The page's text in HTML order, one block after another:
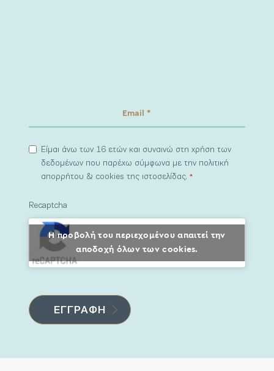
Είμαι άνω των 16 ετών και συναινώ στη χρήση των
δεδομένων που παρέχω σύμφωνα με την πολιτική
απορρήτου & cookies της ιστοσελίδας.*
Recaptcha
Η προβολή του περιεχομένου απαιτεί την
αποδοχή όλων των cookies.